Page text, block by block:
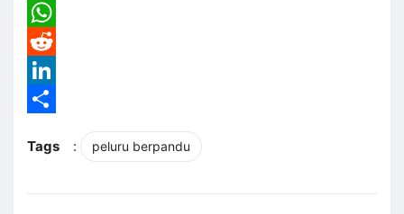
Email
WhatsApp
Reddit
LinkedIn
Tags
: peluru berpandu